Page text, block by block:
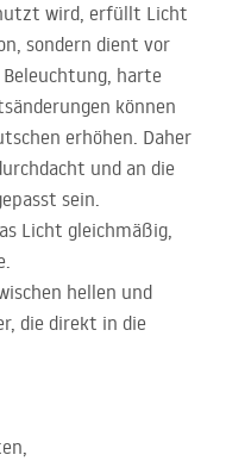
wird, erfüllt Licht
sondern dient vor
harte
können
erhöhen. Daher
und an die
sein.
Licht gleichmäßig,
hellen und
die direkt in die